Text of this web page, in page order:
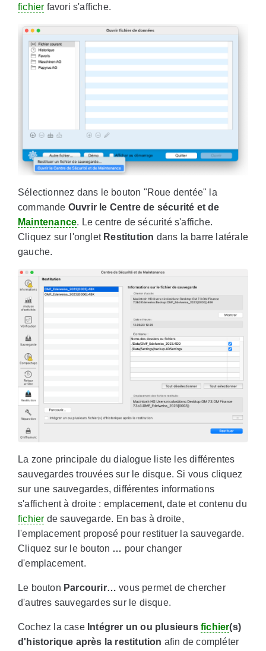
fichier favori s'affiche.
Sélectionnez dans le bouton "Roue dentée" la
commande Ouvrir le Centre de sécurité et de
Maintenance. Le centre de sécurité s'affiche.
Cliquez sur l'onglet Restitution dans la barre latérale
gauche.
La zone principale du dialogue liste les différentes
sauvegardes trouvées sur le disque. Si vous cliquez
sur une sauvegardes, différentes informations
s'affichent à droite : emplacement, date et contenu du
fichier de sauvegarde. En bas à droite,
l'emplacement proposé pour restituer la sauvegarde.
Cliquez sur le bouton … pour changer
d'emplacement.
Le bouton Parcourir… vous permet de chercher
d'autres sauvegardes sur le disque.
Cochez la case Intégrer un ou plusieurs fichier(s)
d'historique après la restitution afin de compléter